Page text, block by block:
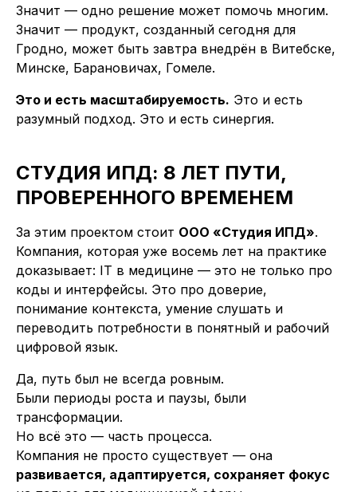
Значит — одно решение может помочь многим.
Значит — продукт, созданный сегодня для
Гродно, может быть завтра внедрён в Витебске,
Минске, Барановичах, Гомеле.
Это и есть масштабируемость. Это и есть
разумный подход. Это и есть синергия.
СТУДИЯ ИПД: 8 ЛЕТ ПУТИ,
ПРОВЕРЕННОГО ВРЕМЕНЕМ
За этим проектом стоит ООО «Студия ИПД».
Компания, которая уже восемь лет на практике
доказывает: IT в медицине — это не только про
коды и интерфейсы. Это про доверие,
понимание контекста, умение слушать и
переводить потребности в понятный и рабочий
цифровой язык.
Да, путь был не всегда ровным.
Были периоды роста и паузы, были
трансформации.
Но всё это — часть процесса.
Компания не просто существует — она
развивается, адаптируется, сохраняет фокус